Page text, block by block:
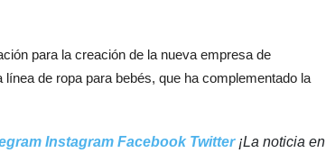
para la creación de la nueva empresa de
de ropa para bebés, que ha complementado la
Instagram Facebook Twitter¡La noticia en